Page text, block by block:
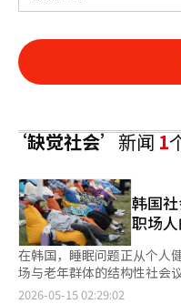
‘缺觉社会’新闻1
韩国
职场
在韩国，睡眠问题正从个人
场与老年群体的结构性社会
醒，到城市“午睡经济”兴起
2026-05-15 02:29:02
页